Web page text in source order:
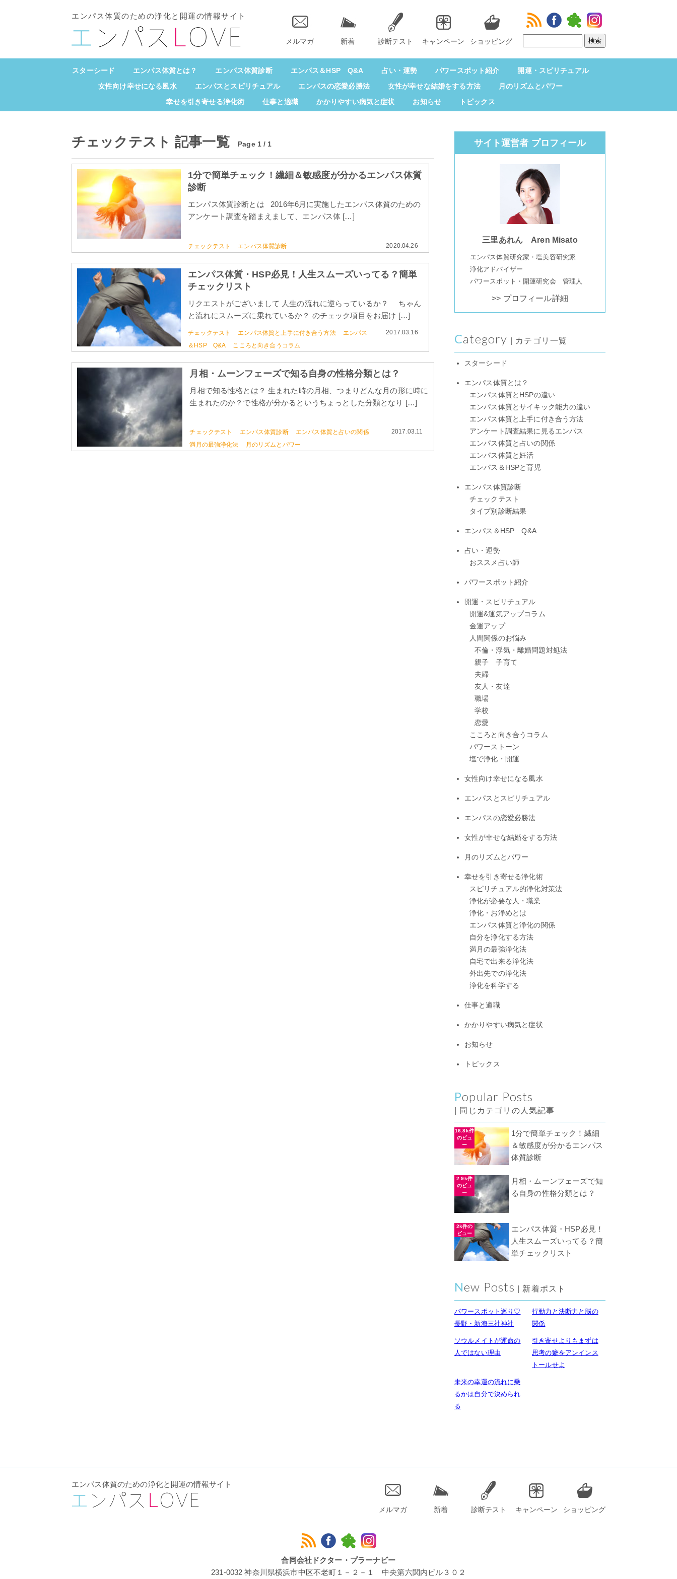
エンパス体質のための浄化と開運の情報サイト
メルマガ 新着 診断テスト キャンペーン ショッピング
スターシード エンパス体質とは？ エンパス体質診断 エンパス＆HSP Q&A 占い・運勢 パワースポット紹介
開運・スピリチュアル
女性向け幸せになる風水
エンパスとスピリチュアル エンパスの恋愛必勝法 女性が幸せな結婚をする方法
月のリズムとパワー
幸せを引き寄せる浄化術
仕事と適職 かかりやすい病気と症状 お知らせ トピックス
チェックテスト 記事一覧 Page 1 / 1
1分で簡単チェック！繊細＆敏感度が分かるエンパス体質
診断
エンパス体質診断とは 2016年6月に実施したエンパス体質のための
アンケート調査を踏まえまして、エンパス体 […]
チェックテスト エンパス体質診断 2020.04.26
エンパス体質・HSP必見！人生スムーズいってる？簡単
チェックリスト
リクエストがございまして 人生の流れに逆らっているか？ ちゃん
と流れにスムーズに乗れているか？ のチェック項目をお届け […]
チェックテスト エンパス体質と上手に付き合う方法
エンパス
＆HSP Q&A
こころと向き合うコラム
2017.03.16
月相・ムーンフェーズで知る自身の性格分類とは？
月相で知る性格とは？ 生まれた時の月相、つまりどんな月の形に時に
生まれたのか？で性格が分かるというちょっとした分類となり […]
チェックテスト エンパス体質診断
エンパス体質と占いの関係
満月の最強浄化法
月のリズムとパワー
2017.03.11
サイト運営者 プロフィール
三里あれん Aren Misato
エンパス体質研究家・塩美容研究家
浄化アドバイザー
パワースポット・開運研究会 管理人
>> プロフィール詳細
Category | カテゴリ一覧
スターシード
エンパス体質とは？
エンパス体質とHSPの違い
エンパス体質とサイキック能力の違い
エンパス体質と上手に付き合う方法
アンケート調査結果に見るエンパス
エンパス体質と占いの関係
エンパス体質と妊活
エンパス＆HSPと育児
エンパス体質診断
チェックテスト
タイプ別診断結果
エンパス＆HSP Q&A
占い・運勢
おススメ占い師
パワースポット紹介
開運・スピリチュアル
開運&運気アップコラム
金運アップ
人間関係のお悩み
不倫・浮気・離婚問題対処法
親子 子育て
夫婦
友人・友達
職場
学校
恋愛
こころと向き合うコラム
パワーストーン
塩で浄化・開運
女性向け幸せになる風水
エンパスとスピリチュアル
エンパスの恋愛必勝法
女性が幸せな結婚をする方法
月のリズムとパワー
幸せを引き寄せる浄化術
スピリチュアル的浄化対策法
浄化が必要な人・職業
浄化・お浄めとは
エンパス体質と浄化の関係
自分を浄化する方法
満月の最強浄化法
自宅で出来る浄化法
外出先での浄化法
浄化を科学する
仕事と適職
かかりやすい病気と症状
お知らせ
トピックス
Popular Posts
| 同じカテゴリの人気記事
1分で簡単チェック！繊細
＆敏感度が分かるエンパス
体質診断
16.8k件
のビュ
ー
月相・ムーンフェーズで知
る自身の性格分類とは？
2.9k件
のビュ
ー
エンパス体質・HSP必見！
人生スムーズいってる？簡
単チェックリスト
2k件の
ビュー
New Posts | 新着ポスト
パワースポット巡り♡
長野・新海三社神社
行動力と決断力と脳の
関係
ソウルメイトが運命の
人ではない理由
引き寄せよりもまずは
思考の癖をアンインス
トールせよ
未来の幸運の流れに乗
るかは自分で決められ
る
エンパス体質のための浄化と開運の情報サイト
メルマガ 新着 診断テスト キャンペーン ショッピング
合同会社ドクター・プラーナビー
231-0032 神奈川県横浜市中区不老町１－２－１ 中央第六関内ビル３０２